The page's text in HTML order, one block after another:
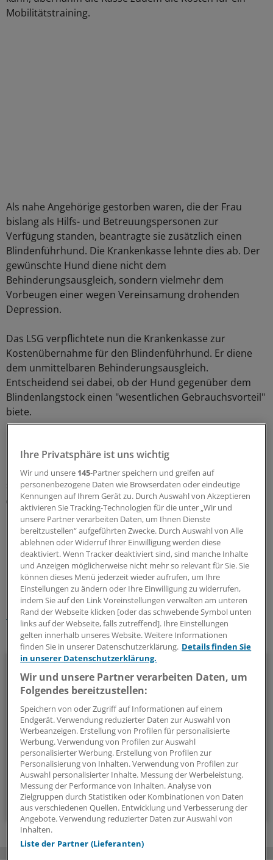
Mobilitätstraining.
Als nahe Angehörige gestorben waren, die der Frau
bislang als Hilfs- und Betreuungspersonen zur
Verfügung standen, beantragte sie zusätzlich einen
Blindenführhund. Die Krankenkasse lehnte dies ab. Der
gewünschte Hund diene nicht dem
Behinderungsausgleich, sondern vielmehr dem
Vorbeugen einer wegen Vereinsamung drohenden
Depression.
Das LSG verpflichtete nun die Krankenkasse zur
Kostenübernahme für den Blindenführhund. Er diene
dem unmittelbaren Behinderungsausgleich.
Entscheidend sei dabei, ob der Hund gegenüber dem
Blindenlangstock einen "wesentlichen Gebrauchsvorteil"
biete.
Hindernissen oberhalb seines Radius' und lasse
Hindernisse nur erkennen, wenn man unmittelbar davor
steht. Ein Blindenführhund habe hier deutliche Vorteile.
(fl/mwo)
Urteil vom 02.10.2013, Az.:L 5 KR 99/13
0
Schlagworte:
Krankenkassen Recht Augenkrankheiten
Ihr Newsletter zum Thema
Politik & Debatte
Mit diesem Newsletter blicken Sie hinter das tägliche
Geschehen in der Gesundheitspolitik. Mit Analysen,
Hintergründen und einem Blick auf Themen, die die Agenda
bestimmen.
14-tägig, donnerstags
Zum Abonnieren bitte anmelden
Ihre Privatsphäre ist uns wichtig
Wir und unsere 145-Partner speichern und greifen auf
personenbezogene Daten wie Browserdaten oder eindeutige
Kennungen auf Ihrem Gerät zu. Durch Auswahl von Akzeptieren
aktivieren Sie Tracking-Technologien für die unter „Wir und
unsere Partner verarbeiten Daten, um Ihnen Dienste
bereitzustellen“ aufgeführten Zwecke. Durch Auswahl von Alle
ablehnen oder Widerruf Ihrer Einwilligung werden diese
deaktiviert. Wenn Tracker deaktiviert sind, sind manche Inhalte
und Anzeigen möglicherweise nicht mehr so relevant für Sie. Sie
können dieses Menü jederzeit wieder aufrufen, um Ihre
Einstellungen zu ändern oder Ihre Einwilligung zu widerrufen,
indem Sie auf den Link Voreinstellungen verwalten am unteren
Rand der Webseite klicken [oder das schwebende Symbol unten
links auf der Webseite, falls zutreffend]. Ihre Einstellungen
gelten innerhalb unseres Website. Weitere Informationen
finden Sie in unserer Datenschutzerklärung. Details finden Sie
in unserer Datenschutzerklärung.
Wir und unsere Partner verarbeiten Daten, um
Folgendes bereitzustellen:
Speichern von oder Zugriff auf Informationen auf einem
Endgerät. Verwendung reduzierter Daten zur Auswahl von
Werbeanzeigen. Erstellung von Profilen für personalisierte
Werbung. Verwendung von Profilen zur Auswahl
personalisierter Werbung. Erstellung von Profilen zur
Personalisierung von Inhalten. Verwendung von Profilen zur
Auswahl personalisierter Inhalte. Messung der Werbeleistung.
Messung der Performance von Inhalten. Analyse von
Zielgruppen durch Statistiken oder Kombinationen von Daten
aus verschiedenen Quellen. Entwicklung und Verbesserung der
Angebote. Verwendung reduzierter Daten zur Auswahl von
Inhalten.
Liste der Partner (Lieferanten)